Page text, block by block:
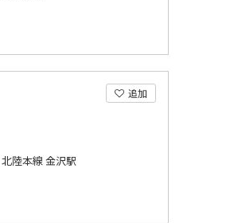
追加
陸本線 金沢駅